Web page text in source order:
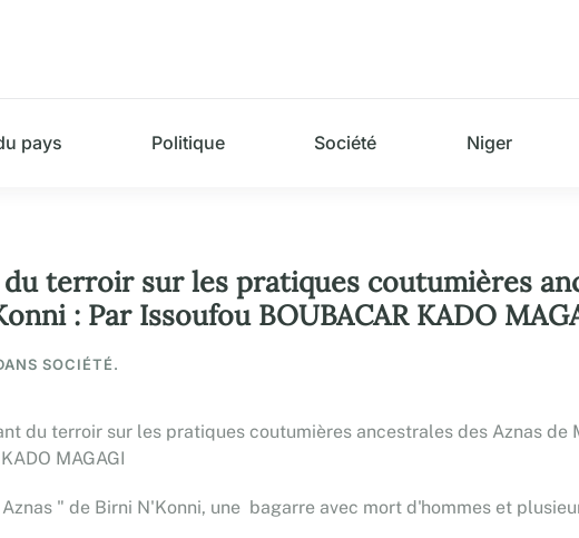
pays Politique Société Niger
terroir sur les pratiques coutumières
: Par Issoufou BOUBACAR KADO
SOCIÉTÉ.
" de Birni N'Konni, une bagarre avec mort d'hommes et